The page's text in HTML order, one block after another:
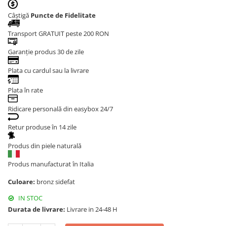
Câștigă Puncte de Fidelitate
Transport GRATUIT peste 200 RON
Garanție produs 30 de zile
Plata cu cardul sau la livrare
Plata în rate
Ridicare personală din easybox 24/7
Retur produse în 14 zile
Produs din piele naturală
Produs manufacturat în Italia
Culoare: bronz sidefat
IN STOC
Durata de livrare: Livrare in 24-48 H